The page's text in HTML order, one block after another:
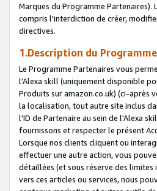
Marques du Programme
compris l'interdiction de créer,
directives.
1.Description du
Le Programme Partenaires vous
l'Alexa skill (uniquement disponible
Produits sur amazon.co.uk) (ci-après
la localisation, tout autre site inclus
l'ID de Partenaire au sein de l'Alexa
fournissons et respecter le présent
Lorsque nos clients cliquent ou
effectuer une autre action, vous
détaillées (et sous réserve des limites
vers ces articles ou services, nous